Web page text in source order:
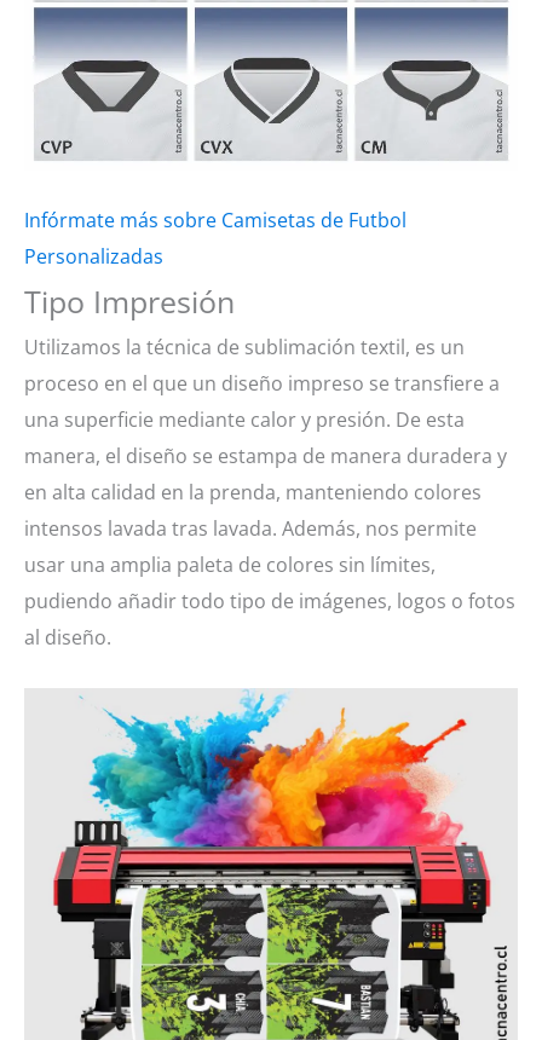
Infórmate más sobre Camisetas de Futbol
Personalizadas
Tipo Impresión
Utilizamos la técnica de sublimación textil, es un
proceso en el que un diseño impreso se transfiere a
una superficie mediante calor y presión. De esta
manera, el diseño se estampa de manera duradera y
en alta calidad en la prenda, manteniendo colores
intensos lavada tras lavada. Además, nos permite
usar una amplia paleta de colores sin límites,
pudiendo añadir todo tipo de imágenes, logos o fotos
al diseño.